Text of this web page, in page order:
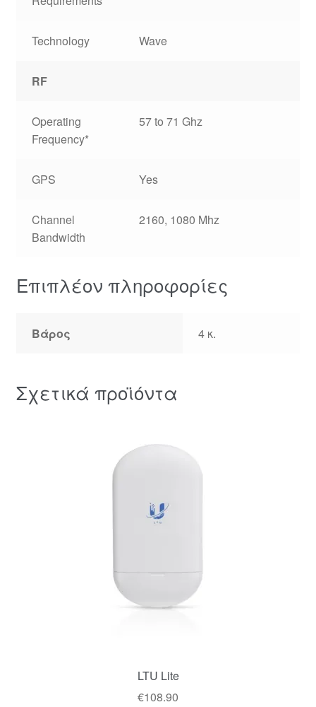
Technology Wave
RF
Operating
Frequency*
57 to 71 Ghz
GPS Yes
Channel
Bandwidth
2160, 1080 Mhz
Επιπλέον πληροφορίες
Βάρος 4 κ.
Σχετικά προϊόντα
LTU Lite
€108.90